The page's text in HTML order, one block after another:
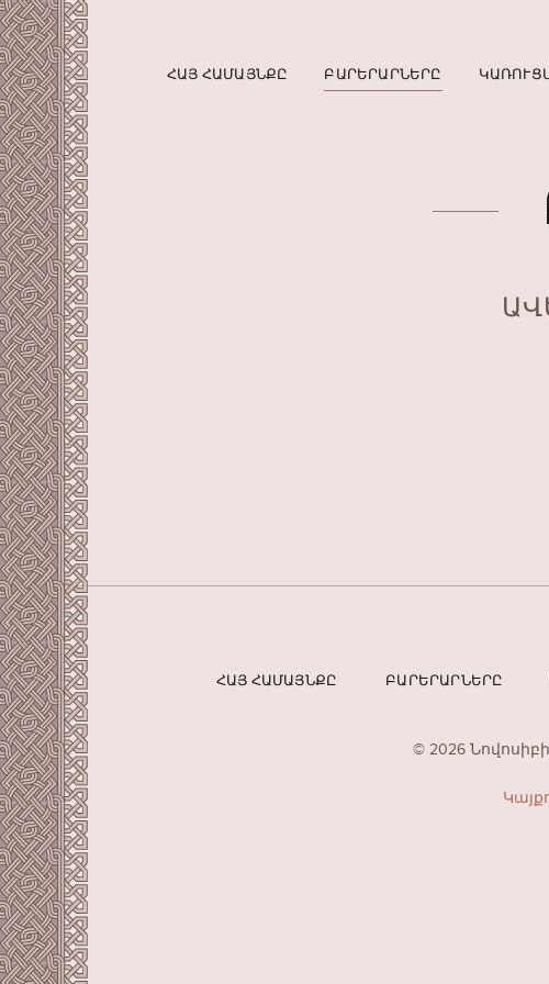
ՀԱՅ ՀԱՄԱՅՆՔԸ ԲԱՐԵՐԱՐՆԵՐԸ
ՀԱՅ ՀԱՄԱՅՆՔԸ ԲԱՐԵՐԱՐՆԵՐԸ
© 2026